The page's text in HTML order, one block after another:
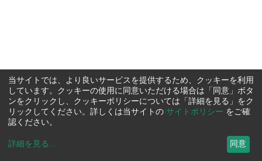
当サイトでは、より良いサービスを提供するため、クッキーを利用
しています。クッキーの使用に同意いただける場合は「同意」ボタ
ンをクリックし、クッキーポリシーについては「詳細を見る」をク
リックしてください。詳しくは当サイトの サイトポリシー をご確
認ください。
詳細を見る ... 同意